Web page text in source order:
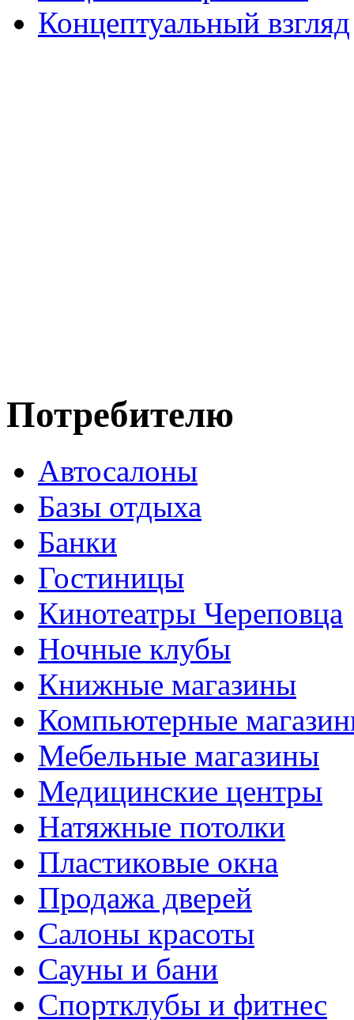
Концептуальный взгляд
Потребителю
Автосалоны
Базы отдыха
Банки
Гостиницы
Кинотеатры Череповца
Ночные клубы
Книжные магазины
Компьютерные
Мебельные магазины
Медицинские центры
Натяжные потолки
Пластиковые окна
Продажа дверей
Салоны красоты
Сауны и бани
Спортклубы и фитнес